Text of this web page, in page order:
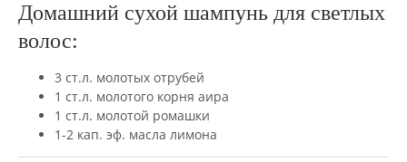
Домашний сухой шампунь для светлых
волос:
3 ст.л. молотых отрубей
1 ст.л. молотого корня аира
1 ст.л. молотой ромашки
1-2 кап. эф. масла лимона